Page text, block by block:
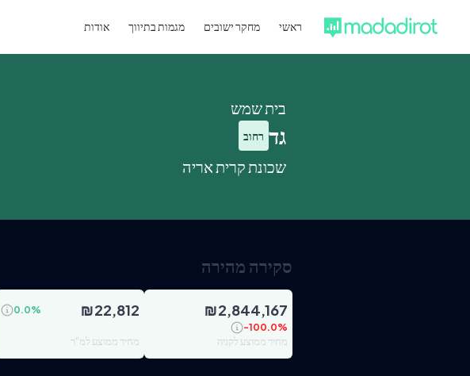
ראשי מחקר ישובים מגמות בתיווך אודות
בית שמש
גד רחוב
שכונת קרית אריה
סקירה מהירה
₪2,844,167
-100.0%
מחיר ממוצע לקניה
₪22,812
0.0%
מחיר ממוצע למ"ר